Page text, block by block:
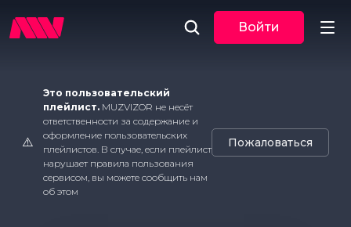
Новости
Музыка
По трекам
Войти
⚠️
Это пользовательский
плейлист. MUZVIZOR не несёт
ответственности за содержание и
оформление пользовательских
плейлистов. В случае, если плейлист
нарушает правила пользования
сервисом, вы можете сообщить нам
об этом
Пожаловаться